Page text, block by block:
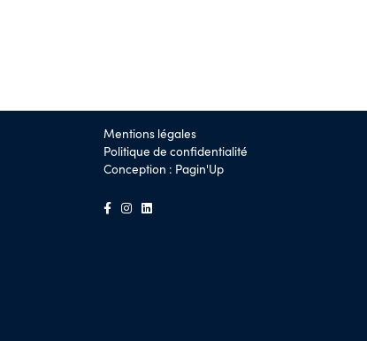
Mentions légales
Politique de confidentialité
Conception : Pagin'Up